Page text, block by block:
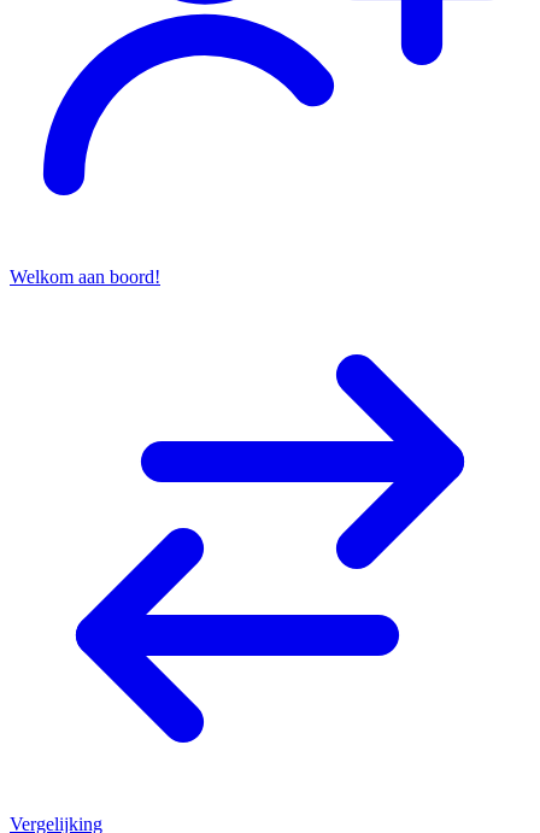
Welkom aan boord!
Vergelijking